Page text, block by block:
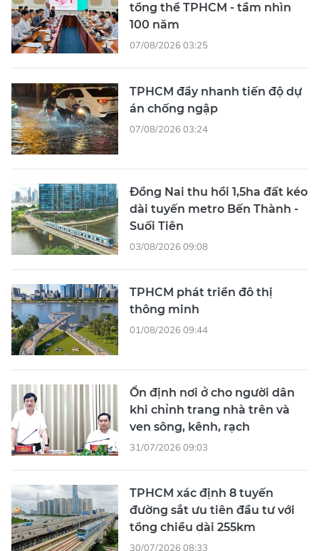
tổng thể TPHCM - tầm nhìn
100 năm
07/08/2026 03:25
TPHCM đẩy nhanh tiến độ dự
án chống ngập
07/08/2026 03:24
Đồng Nai thu hồi 1,5ha đất kéo
dài tuyến metro Bến Thành -
Suối Tiên
03/08/2026 09:08
TPHCM phát triển đô thị
thông minh
01/08/2026 09:44
Ổn định nơi ở cho người dân
khi chỉnh trang nhà trên và
ven sông, kênh, rạch
31/07/2026 09:03
TPHCM xác định 8 tuyến
đường sắt ưu tiên đầu tư với
tổng chiều dài 255km
30/07/2026 08:33